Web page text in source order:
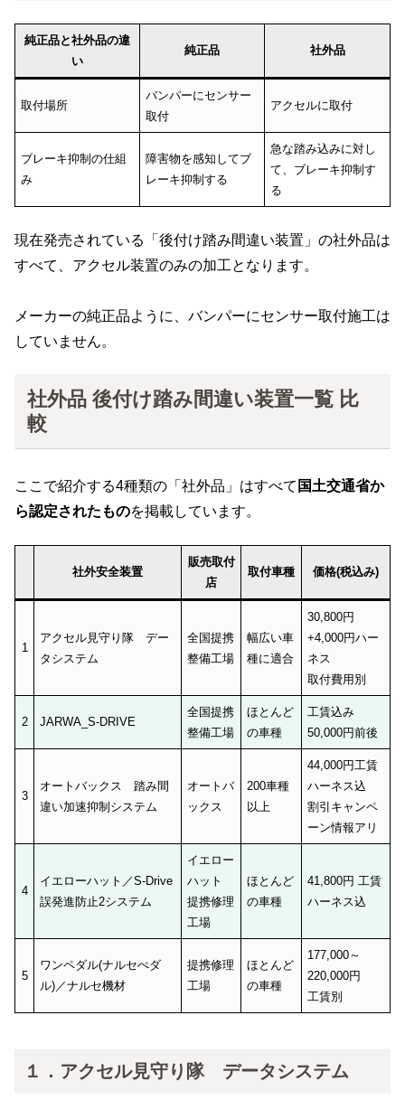
純正品と社外品の違
い
純正品 社外品
取付場所
バンパーにセンサー
取付
アクセルに取付
ブレーキ抑制の仕組
み
障害物を感知してブ
レーキ抑制する
急な踏み込みに対し
て、ブレーキ抑制す
る
現在発売されている「後付け踏み間違い装置」の社外品は
すべて、アクセル装置のみの加工となります。
メーカーの純正品ように、バンパーにセンサー取付施工は
していません。
社外品 後付け踏み間違い装置一覧 比
較
ここで紹介する4種類の「社外品」はすべて 国土交通省か
ら認定されたものを掲載しています。
社外安全装置
販売取付
店
取付車種 価格(税込み)
1
アクセル見守り隊 デー
タシステム
全国提携
整備工場
幅広い車
種に適合
30,800円
+4,000円ハー
ネス
取付費用別
2 JARWA_S-DRIVE
全国提携
整備工場
ほとんど
の車種
工賃込み
50,000円前後
3
オートバックス 踏み間
違い加速抑制システム
オートバ
ックス
200車種
以上
44,000円工賃
ハーネス込
割引キャンペ
ーン情報アリ
4
イエローハット／S-Drive
誤発進防止2システム
イエロー
ハット
提携修理
工場
ほとんど
の車種
41,800円 工賃
ハーネス込
5
ワンペダル(ナルセぺダ
ル)／ナルセ機材
提携修理
工場
ほとんど
の車種
177,000～
220,000円
工賃別
１．アクセル見守り隊 データシステム